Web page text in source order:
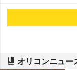
オリコンニュー